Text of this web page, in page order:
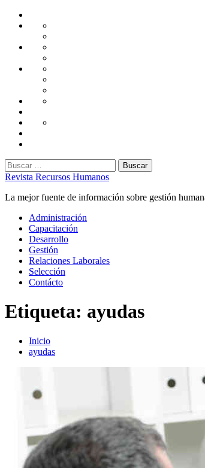
Saltar
Administración
Capacitación
Desarrollo
Gestión
Laborales
Selección
Buscar:
Revista Recursos Humanos
La mejor fuente de información sobre gestión
Menú
principal
Administración
Capacitación
Desarrollo
Gestión
Relaciones Laborales
Selección
Contácto
Etiqueta: ayudas
Inicio
ayudas